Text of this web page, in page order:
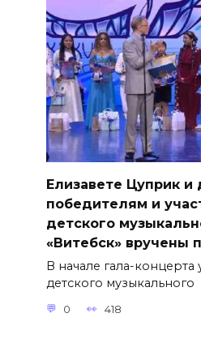
Елизавете Цуприк и
победителям и
детского
«Витебск» вручены
В начале гала-концерта
детского музыкального
0 418